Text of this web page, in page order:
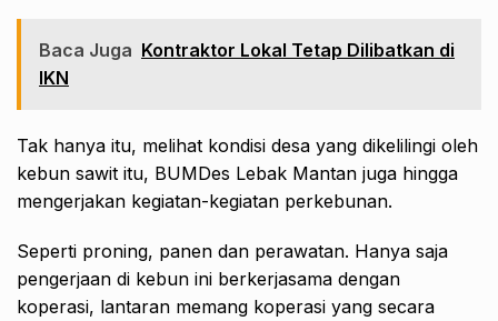
Baca Juga Kontraktor Lokal Tetap Dilibatkan di
IKN
Tak hanya itu, melihat kondisi desa yang dikelilingi oleh
kebun sawit itu, BUMDes Lebak Mantan juga hingga
mengerjakan kegiatan-kegiatan perkebunan.
Seperti proning, panen dan perawatan. Hanya saja
pengerjaan di kebun ini berkerjasama dengan
koperasi, lantaran memang koperasi yang secara